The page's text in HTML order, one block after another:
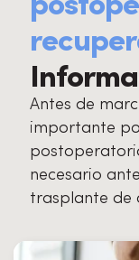
Antes de
importante
necesario
trasplante de